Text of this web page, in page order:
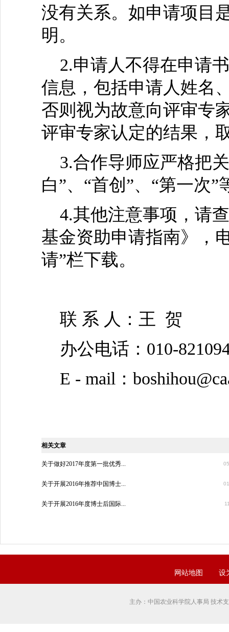
没有关系。如申请项目
明。
2.申请人不得在申请
信息，包括申请人姓名
否则视为故意向评审专
评审专家认定的结果，
3.合作导师应严格把
白”、“首创”、“第一次”
4.其他注意事项，请
基金资助申请指南》，
请”栏下载。
联 系 人：王 贺
办公电话：010-
E - mail：
相关文章
关于做好2017年度第一批优秀...
关于开展2016年推荐中国博士...
关于开展2016年度博士后国际...
网站地图 设
主办：中国农业科学院人事局 技术